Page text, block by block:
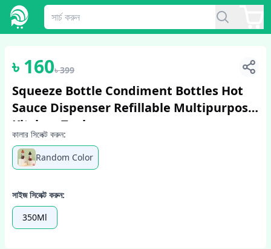
1/4
৳ 160৳399
Squeeze Bottle Condiment Bottles Hot
Sauce Dispenser Refillable Multipurpose
Kitchen Tools
কালার সিলেক্ট করুন:
Random Color
সাইজ সিলেক্ট করুন:
350Ml